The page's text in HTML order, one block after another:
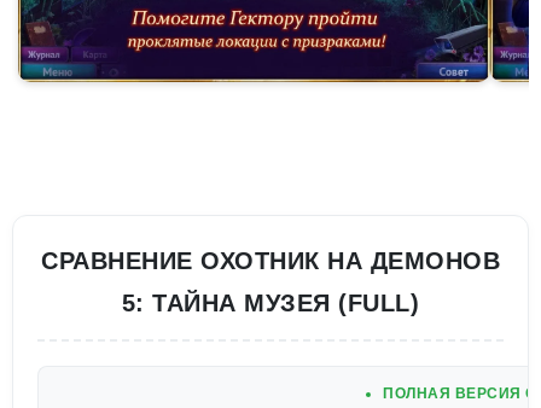
СРАВНЕНИЕ ОХОТНИК НА ДЕМОНОВ
5: ТАЙНА МУЗЕЯ (FULL)
ПОЛНАЯ ВЕРСИЯ